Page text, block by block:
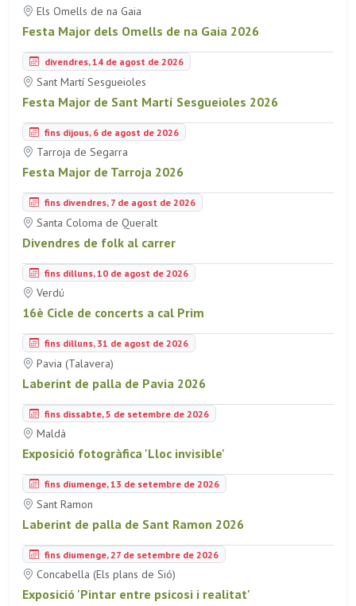
Els Omells de na Gaia
Festa Major dels Omells de na Gaia 2026
divendres, 14 de agost de 2026
Sant Martí Sesgueioles
Festa Major de Sant Martí Sesgueioles 2026
fins dijous, 6 de agost de 2026
Tarroja de Segarra
Festa Major de Tarroja 2026
fins divendres, 7 de agost de 2026
Santa Coloma de Queralt
Divendres de folk al carrer
fins dilluns, 10 de agost de 2026
Verdú
16è Cicle de concerts a cal Prim
fins dilluns, 31 de agost de 2026
Pavia (Talavera)
Laberint de palla de Pavia 2026
fins dissabte, 5 de setembre de 2026
Maldà
Exposició fotogràfica 'Lloc invisible'
fins diumenge, 13 de setembre de 2026
Sant Ramon
Laberint de palla de Sant Ramon 2026
fins diumenge, 27 de setembre de 2026
Concabella (Els plans de Sió)
Exposició 'Pintar entre psicosi i realitat'